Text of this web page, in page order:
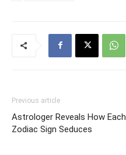
Previous article
Astrologer Reveals How Each
Zodiac Sign Seduces